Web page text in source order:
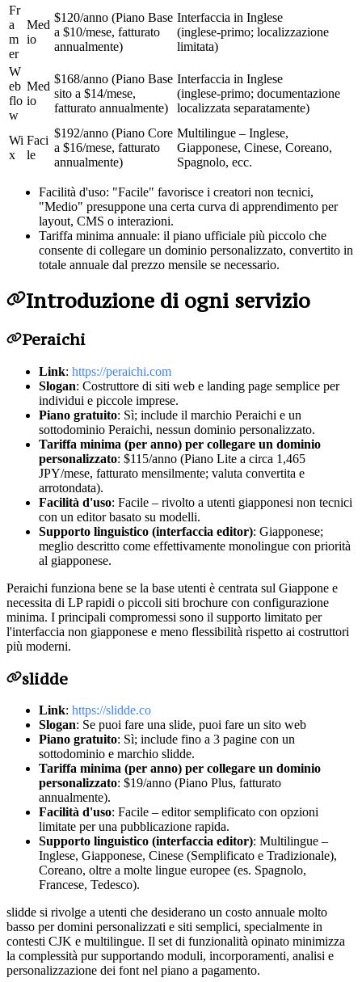
Fr
a
m
er
Med
io
$120/anno (Piano Base
a $10/mese, fatturato
annualmente)
Interfaccia in Inglese
(inglese‑primo; localizzazione
limitata)
W
eb
flo
w
Med
io
$168/anno (Piano Base
sito a $14/mese,
fatturato annualmente)
Interfaccia in Inglese
(inglese‑primo; documentazione
localizzata separatamente)
Wi
x
Faci
le
$192/anno (Piano Core
a $16/mese, fatturato
annualmente)
Multilingue – Inglese,
Giapponese, Cinese, Coreano,
Spagnolo, ecc.
Facilità d'uso: "Facile" favorisce i creatori non tecnici,
"Medio" presuppone una certa curva di apprendimento per
layout, CMS o interazioni.
Tariffa minima annuale: il piano ufficiale più piccolo che
consente di collegare un dominio personalizzato, convertito in
totale annuale dal prezzo mensile se necessario.
Introduzione di ogni servizio
Peraichi
Link: https://peraichi.com
Slogan: Costruttore di siti web e landing page semplice per
individui e piccole imprese.
Piano gratuito: Sì; include il marchio Peraichi e un
sottodominio Peraichi, nessun dominio personalizzato.
Tariffa minima (per anno) per collegare un dominio
personalizzato: $115/anno (Piano Lite a circa 1,465
JPY/mese, fatturato mensilmente; valuta convertita e
arrotondata).
Facilità d'uso: Facile – rivolto a utenti giapponesi non tecnici
con un editor basato su modelli.
Supporto linguistico (interfaccia editor): Giapponese;
meglio descritto come effettivamente monolingue con priorità
al giapponese.
Peraichi funziona bene se la base utenti è centrata sul Giappone e
necessita di LP rapidi o piccoli siti brochure con configurazione
minima. I principali compromessi sono il supporto limitato per
l'interfaccia non giapponese e meno flessibilità rispetto ai costruttori
più moderni.
slidde
Link: https://slidde.co
Slogan: Se puoi fare una slide, puoi fare un sito web
Piano gratuito: Sì; include fino a 3 pagine con un
sottodominio e marchio slidde.
Tariffa minima (per anno) per collegare un dominio
personalizzato: $19/anno (Piano Plus, fatturato
annualmente).
Facilità d'uso: Facile – editor semplificato con opzioni
limitate per una pubblicazione rapida.
Supporto linguistico (interfaccia editor): Multilingue –
Inglese, Giapponese, Cinese (Semplificato e Tradizionale),
Coreano, oltre a molte lingue europee (es. Spagnolo,
Francese, Tedesco).
slidde si rivolge a utenti che desiderano un costo annuale molto
basso per domini personalizzati e siti semplici, specialmente in
contesti CJK e multilingue. Il set di funzionalità opinato minimizza
la complessità pur supportando moduli, incorporamenti, analisi e
personalizzazione dei font nel piano a pagamento.